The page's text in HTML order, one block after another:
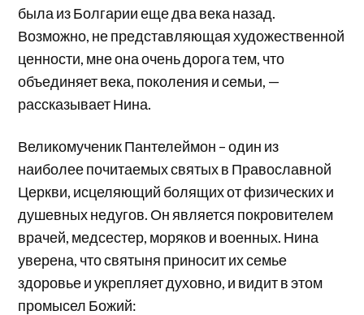
была из Болгарии еще два века назад.
Возможно, не представляющая художественной
ценности, мне она очень дорога тем, что
объединяет века, поколения и семьи, —
рассказывает Нина.
Великомученик Пантелеймон – один из
наиболее почитаемых святых в Православной
Церкви, исцеляющий болящих от физических и
душевных недугов. Он является покровителем
врачей, медсестер, моряков и военных. Нина
уверена, что святыня приносит их семье
здоровье и укрепляет духовно, и видит в этом
промысел Божий: